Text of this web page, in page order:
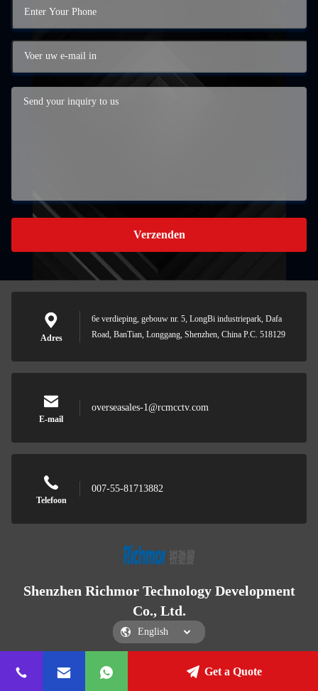
Verzenden
Adres
6e verdieping, gebouw nr. 5, LongBi industriepark, Dafa
Road, BanTian, Longgang, Shenzhen, China P.C. 518129
E-mail
overseasales-1@rcmcctv.com
Telefoon
007-55-81713882
Shenzhen Richmor Technology Development
Co., Ltd.
Shenzhen Richmor Technology Development Co., Ltd.
Get a Quote